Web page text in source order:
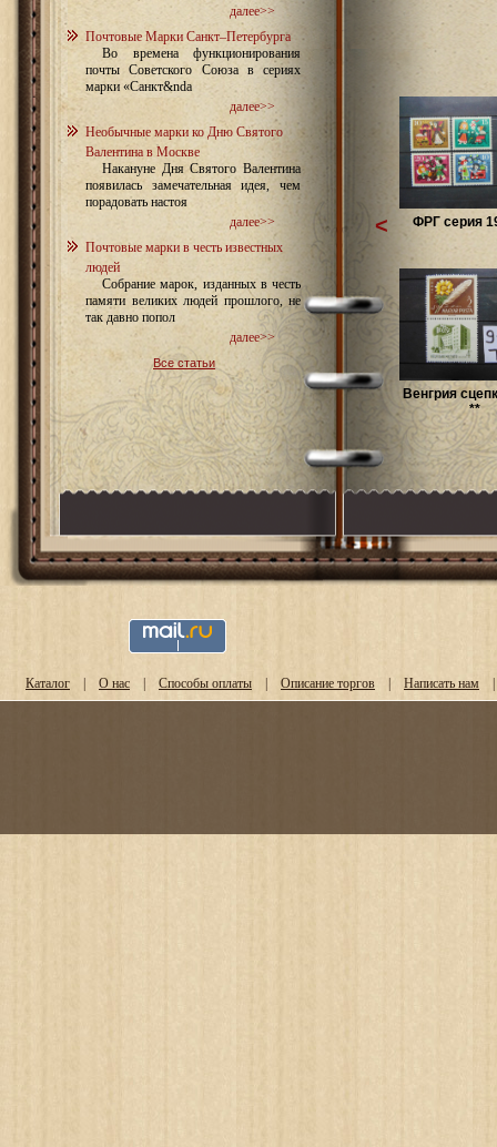
далее>>
Почтовые Марки Санкт–Петербурга
Во времена функционирования
почты Советского Союза в сериях
марки «Санкт&nda
далее>>
Необычные марки ко Дню Святого
Валентина в Москве
Накануне Дня Святого Валентина
появилась замечательная идея, чем
порадовать настоя
далее>>
Почтовые марки в честь известных
людей
Собрание марок, изданных в честь
памяти великих людей прошлого, не
так давно попол
далее>>
Все статьи
ФРГ серия
Венгрия
**
<
Каталог | О нас | Способы оплаты | Описание торгов | Написать нам |